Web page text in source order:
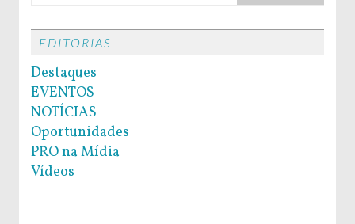
EDITORIAS
Destaques
EVENTOS
NOTÍCIAS
Oportunidades
PRO na Mídia
Vídeos